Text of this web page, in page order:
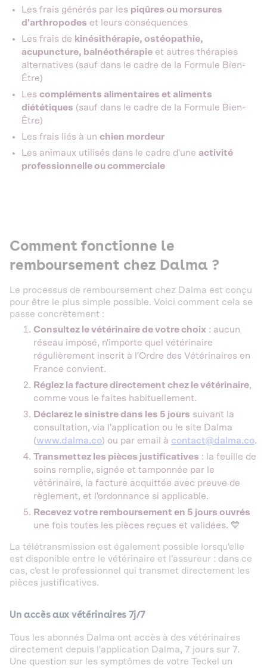
Les frais générés par les piqûres ou morsures
d'arthropodes et leurs conséquences
Les frais de kinésithérapie, ostéopathie,
acupuncture, balnéothérapie et autres thérapies
alternatives (sauf dans le cadre de la Formule Bien-
Être)
Les compléments alimentaires et aliments
diététiques (sauf dans le cadre de la Formule Bien-
Être)
Les frais liés à un chien mordeur
Les animaux utilisés dans le cadre d'une activité
professionnelle ou commerciale
Comment fonctionne le
remboursement chez Dalma ?
Le processus de remboursement chez Dalma est conçu
pour être le plus simple possible. Voici comment cela se
passe concrètement :
Consultez le vétérinaire de votre choix : aucun
réseau imposé, n'importe quel vétérinaire
régulièrement inscrit à l'Ordre des Vétérinaires en
France convient.
Réglez la facture directement chez le vétérinaire,
comme vous le faites habituellement.
Déclarez le sinistre dans les 5 jours suivant la
consultation, via l'application ou le site Dalma
(www.dalma.co) ou par email à contact@dalma.co.
Transmettez les pièces justificatives : la feuille de
soins remplie, signée et tamponnée par le
vétérinaire, la facture acquittée avec preuve de
règlement, et l'ordonnance si applicable.
Recevez votre remboursement en 5 jours ouvrés
une fois toutes les pièces reçues et validées. 💙
La télétransmission est également possible lorsqu'elle
est disponible entre le vétérinaire et l'assureur : dans ce
cas, c'est le professionnel qui transmet directement les
pièces justificatives.
Un accès aux vétérinaires 7j/7
Tous les abonnés Dalma ont accès à des vétérinaires
directement depuis l'application Dalma, 7 jours sur 7.
Une question sur les symptômes de votre Teckel un